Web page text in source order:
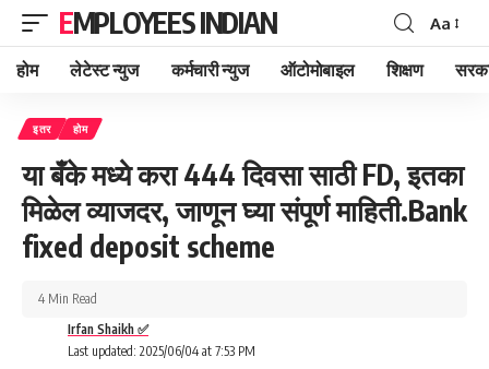
EMPLOYEES INDIAN
Font
Resizer
Aa
होम लेटेस्ट न्युज कर्मचारी न्युज ऑटोमोबाइल शिक्षण
इतर होम
या बँके मध्ये करा 444 दिवसा साठी FD, इतका
मिळेल व्याजदर, जाणून घ्या संपूर्ण माहिती.Bank
fixed deposit scheme
Last updated: 2025/06/04 at 7:53 PM
Irfan Shaikh ✅
4 Min Read